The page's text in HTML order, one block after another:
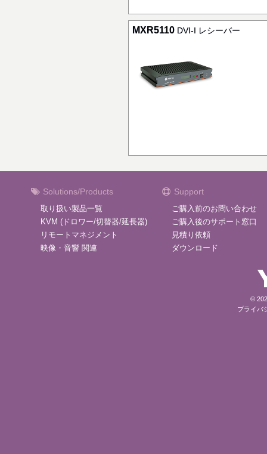
MXR5110 DVI-I レシーバー
Solutions/Products
取り扱い製品一覧
KVM (ドロワー/切替器/延長器)
リモートマネジメント
映像・音響 関連
Support
ご購入前のお問い合わせ
ご購入後のサポート窓口
見積り依頼
ダウンロード
©
プライバ